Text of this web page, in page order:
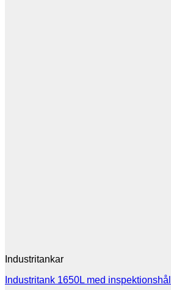
Industritankar
Industritank 1650L med inspektionshål